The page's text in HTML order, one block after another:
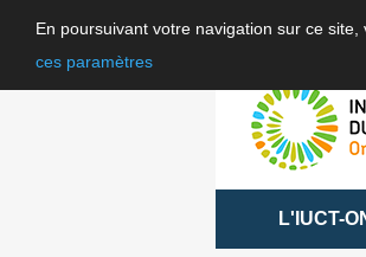
En poursuivant votre navigation sur ce
ces paramètres
L'IUCT-